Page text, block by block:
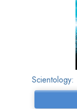
Scientology: